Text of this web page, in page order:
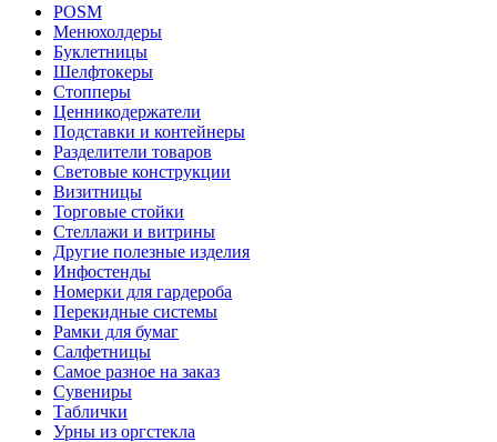
POSM
Менюхолдеры
Буклетницы
Шелфтокеры
Стопперы
Ценникодер­жа­те­ли
Подставки и контейнеры
Разделители товаров
Световые конструкции
Визитницы
Торговые стойки
Cтеллажи и витрины
Другие полезные изделия
Инфостенды
Номерки для гардероба
Перекидные системы
Рамки для бумаг
Салфетницы
Самое разное на заказ
Сувениры
Таблички
Урны из оргстекла